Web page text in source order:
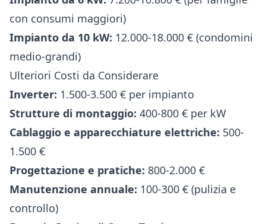
con consumi maggiori)
Impianto da 10 kW: 12.000-18.000 € (condomini
medio-grandi)
Ulteriori Costi da Considerare
Inverter: 1.500-3.500 € per impianto
Strutture di montaggio: 400-800 € per kW
Cablaggio e apparecchiature elettriche: 500-
1.500 €
Progettazione e pratiche: 800-2.000 €
Manutenzione annuale: 100-300 € (pulizia e
controllo)